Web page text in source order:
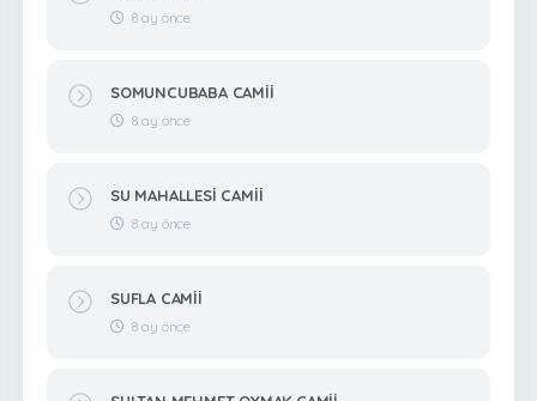
8 ay önce
SOMUNCUBABA CAMİİ
8 ay önce
SU MAHALLESİ CAMİİ
8 ay önce
SUFLA CAMİİ
8 ay önce